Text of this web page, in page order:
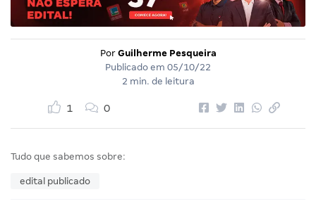
Por Guilherme Pesqueira
Publicado em 05/10/22
2 min. de leitura
1 0
Tudo que sabemos sobre:
edital publicado